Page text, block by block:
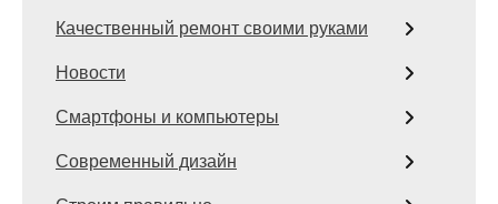
Качественный ремонт своими руками
Новости
Смартфоны и компьютеры
Современный дизайн